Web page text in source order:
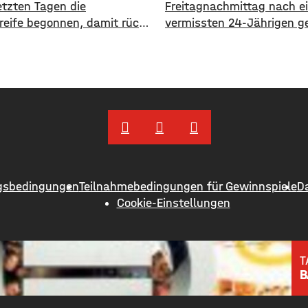
Tagen die
begonnen, damit rückt
Bislang waren
noch grün. Jetzt
sich die Trauben optisch
Freitagnachmittag nach
vermissten 24-Jährigen
für viel Aufsehen
rund um Werneck
Teilnahmebedingungen für Gewinnspiele
Cookie-Einstellungen